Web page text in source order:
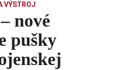
VÝSTROJ
nové
pušky